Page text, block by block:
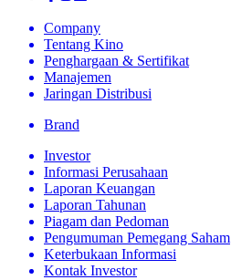
Company
Tentang Kino
Penghargaan & Sertifikat
Manajemen
Jaringan Distribusi
Brand
Investor
Informasi Perusahaan
Laporan Keuangan
Laporan Tahunan
Piagam dan Pedoman
Pengumuman Pemegang Saham
Keterbukaan Informasi
Kontak Investor